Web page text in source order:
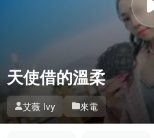
天使借的溫柔
艾薇 Ivy 來電